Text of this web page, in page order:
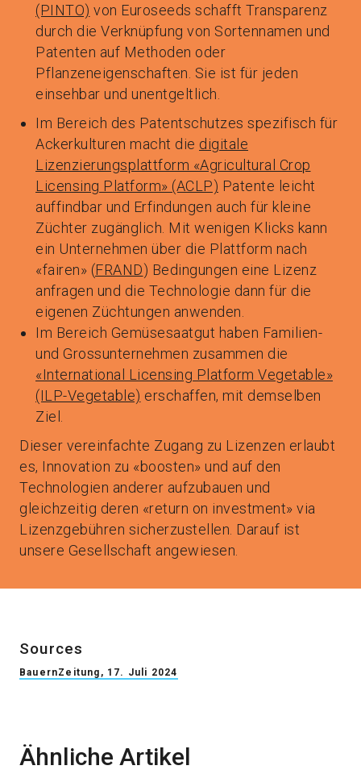
(PINTO) von Euroseeds schafft Transparenz
durch die Verknüpfung von Sortennamen und
Patenten auf Methoden oder
Pflanzeneigenschaften. Sie ist für jeden
einsehbar und unentgeltlich.
Im Bereich des Patentschutzes spezifisch für
Ackerkulturen macht die digitale
Lizenzierungsplattform «Agricultural Crop
Licensing Platform» (ACLP) Patente leicht
auffindbar und Erfindungen auch für kleine
Züchter zugänglich. Mit wenigen Klicks kann
ein Unternehmen über die Plattform nach
«fairen» (FRAND) Bedingungen eine Lizenz
anfragen und die Technologie dann für die
eigenen Züchtungen anwenden.
Im Bereich Gemüsesaatgut haben Familien-
und Grossunternehmen zusammen die
«International Licensing Platform Vegetable»
(ILP-Vegetable) erschaffen, mit demselben
Ziel.
Dieser vereinfachte Zugang zu Lizenzen erlaubt
es, Innovation zu «boosten» und auf den
Technologien anderer aufzubauen und
gleichzeitig deren «return on investment» via
Lizenzgebühren sicherzustellen. Darauf ist
unsere Gesellschaft angewiesen.
Sources
BauernZeitung, 17. Juli 2024
Ähnliche Artikel